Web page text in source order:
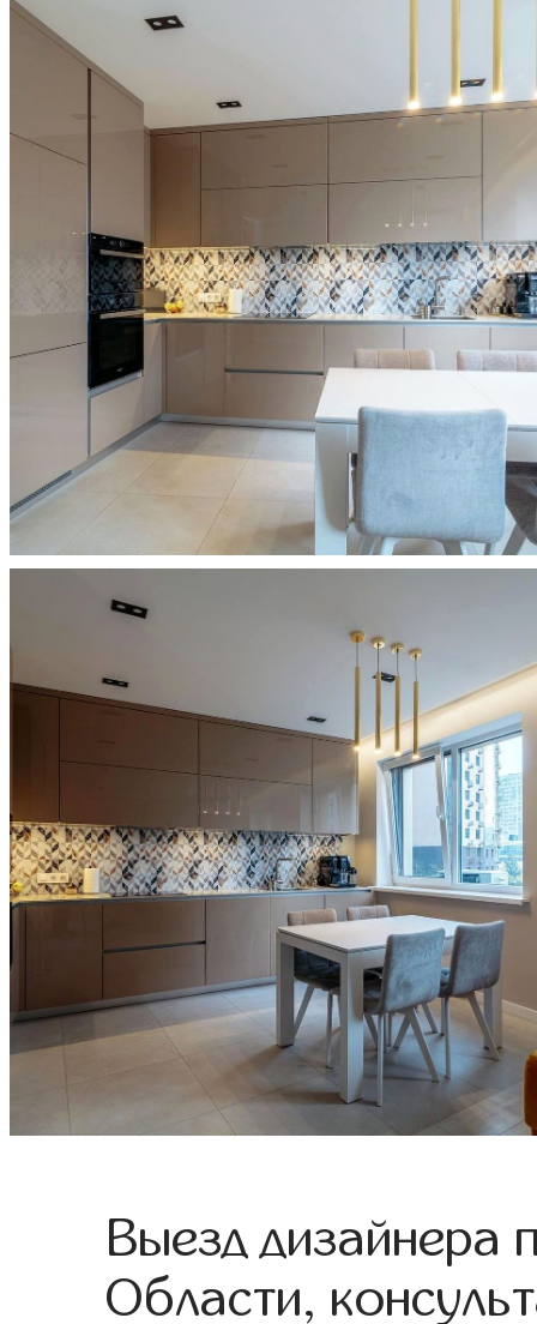
Выезд дизайнера
Области,